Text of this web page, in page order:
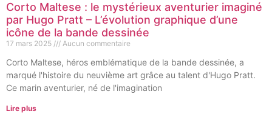
Corto Maltese : le mystérieux aventurier imaginé
par Hugo Pratt – L’évolution graphique d’une
icône de la bande dessinée
17 mars 2025 Aucun commentaire
Corto Maltese, héros emblématique de la bande dessinée, a
marqué l'histoire du neuvième art grâce au talent d'Hugo Pratt.
Ce marin aventurier, né de l'imagination
Lire plus